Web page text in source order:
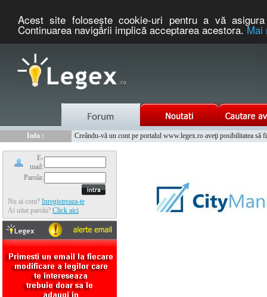
Acest site foloseşte cookie-uri pentru a vă
Continuarea navigării implică acceptarea acestora.Mai
Info :
Creându-vă un cont pe portalul www.legex.ro aveţi posibilitatea să
E-
mail:
Parola:
Nu ai cont? Inregistreaza-te
Ai uitat parola? Click aici